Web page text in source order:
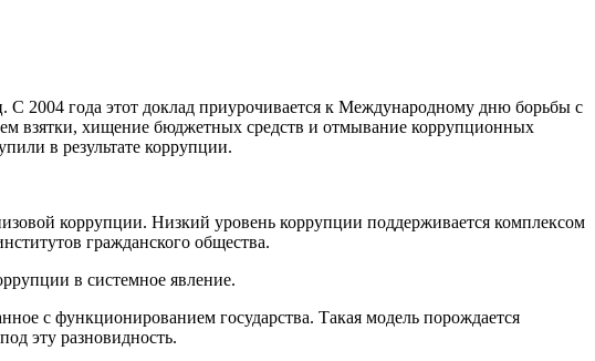
2004 года этот доклад приурочивается к Международному дню борьбы с
взятки, хищение бюджетных средств и отмывание коррупционных
в результате коррупции.
коррупции. Низкий уровень коррупции поддерживается комплексом
гражданского общества.
в системное явление.
с функционированием государства. Такая модель порождается
эту разновидность.